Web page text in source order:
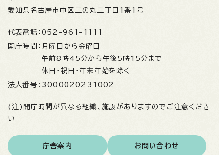
愛知県名古屋市中区三の丸三丁目1番1号
代表電話： 052-961-1111
開庁時間： 月曜日から金曜日
午前8時45分から午後5時15分まで
休日・祝日・年末年始を除く
法人番号： 3000020231002
(注)開庁時間が異なる組織、施設がありますのでご注意くださ
い
庁舎案内 お問い合わせ